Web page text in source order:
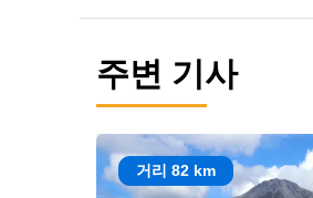
주변 기사
거리 82 km